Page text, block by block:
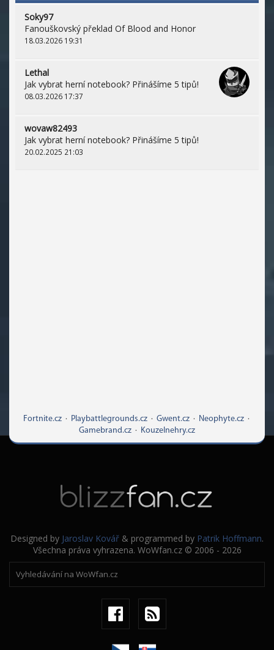
Soky97
Fanouškovský překlad Of Blood and Honor
18.03.2026 19:31
Lethal
Jak vybrat herní notebook? Přinášíme 5 tipů!
08.03.2026 17:37
wovaw82493
Jak vybrat herní notebook? Přinášíme 5 tipů!
20.02.2025 21:03
Fortnite.cz· Playbattlegrounds.cz· Gwent.cz· Neophyte.cz·
Gamebrand.cz · Kouzelnehry.cz
Designed by Jaroslav Kovář & programmed by Patrik Hoffmann.
Všechna práva vyhrazena. WoWfan.cz © 2006 - 2026